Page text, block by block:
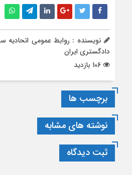
نویسنده : روابط عمومی اتحادیه
دادگستری ایران
برچسب ها
نوشته های مشابه
ثبت دیدگاه